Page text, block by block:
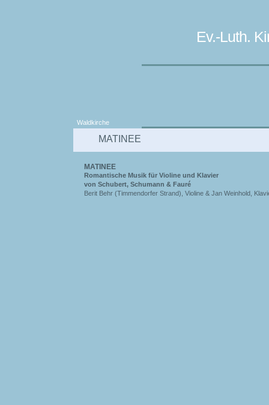
Ev.-Luth.
Waldkirche
MATINEE
MATINEE
Romantische Musik für Violine und Klavier
von Schubert, Schumann & Fauré
Berit Behr (Timmendorfer Strand), Violine & Jan Weinhold,